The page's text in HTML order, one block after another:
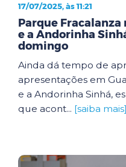
17/07/2025, às 11:21
Parque Fracalanza
e a Andorinha
domingo
Ainda dá tempo de
apresentações em
e a Andorinha Sinhá,
que acont... [saiba mais]